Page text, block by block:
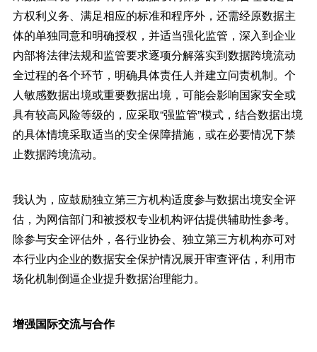
方权利义务、满足相应的标准和程序外，还需经原数据主
体的单独同意和明确授权，并适当强化监管，深入到企业
内部将法律法规和监管要求逐项分解落实到数据跨境流动
全过程的各个环节，明确具体责任人并建立问责机制。个
人敏感数据出境或重要数据出境，可能会影响国家安全或
具有较高风险等级的，应采取“强监管”模式，结合数据出境
的具体情境采取适当的安全保障措施，或在必要情况下禁
止数据跨境流动。
我认为，应鼓励独立第三方机构适度参与数据出境安全评
估，为网信部门和被授权专业机构评估提供辅助性参考。
除参与安全评估外，各行业协会、独立第三方机构亦可对
本行业内企业的数据安全保护情况展开审查评估，利用市
场化机制倒逼企业提升数据治理能力。
增强国际交流与合作